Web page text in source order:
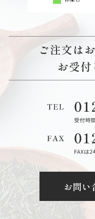
お問い